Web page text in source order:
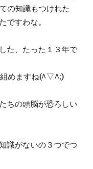
の知識もつけれた
ですわな。
た、たった１３年で
めますね(^▽^;)
ちの頭脳が恐ろしい
識がないの３つでつ